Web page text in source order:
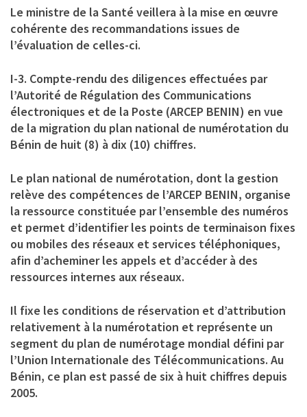
Le ministre de la Santé veillera à la mise en œuvre
cohérente des recommandations issues de
l’évaluation de celles-ci.
I-3. Compte-rendu des diligences effectuées par
l’Autorité de Régulation des Communications
électroniques et de la Poste (ARCEP BENIN) en vue
de la migration du plan national de numérotation du
Bénin de huit (8) à dix (10) chiffres.
Le plan national de numérotation, dont la gestion
relève des compétences de l’ARCEP BENIN, organise
la ressource constituée par l’ensemble des numéros
et permet d’identifier les points de terminaison fixes
ou mobiles des réseaux et services téléphoniques,
afin d’acheminer les appels et d’accéder à des
ressources internes aux réseaux.
Il fixe les conditions de réservation et d’attribution
relativement à la numérotation et représente un
segment du plan de numérotage mondial défini par
l’Union Internationale des Télécommunications. Au
Bénin, ce plan est passé de six à huit chiffres depuis
2005.